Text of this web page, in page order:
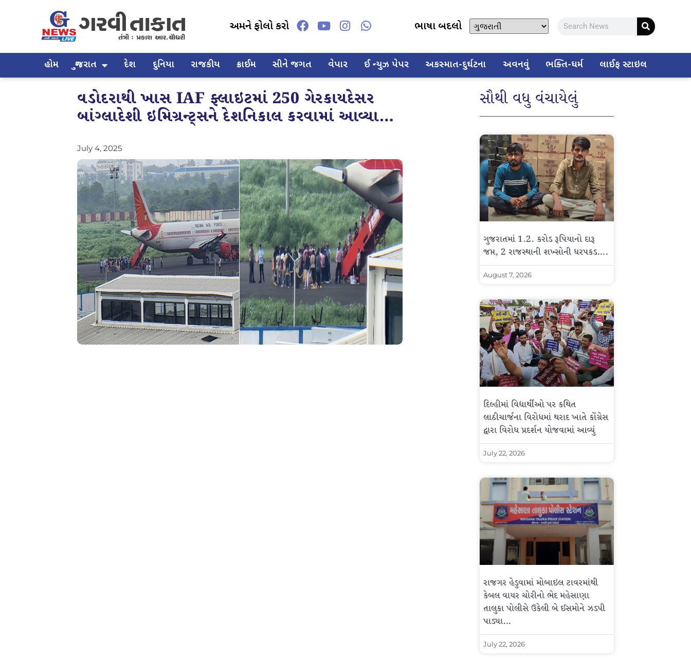
અમને ફોલો કરો ભાષા બદલો
હોમ ગુજરાત દેશ દુનિયા રાજકીય ક્રાઈમ સીને જગત વેપાર ઈ ન્યુઝ પેપર અકસ્માત-દુર્ઘટના અવનવું ભક્તિ-ધર્મ લાઈફ સ્ટાઇલ
વડોદરાથી ખાસ IAF ફ્લાઇટમાં 250 ગેરકાયદેસર
બાંગ્લાદેશી ઇમિગ્રન્ટ્સને દેશનિકાલ કરવામાં આવ્યા…
July 4, 2025
સૌથી વધુ વંચાયેલું
ગુજરાતમાં 1.2. કરોડ રૂપિયાનો દારૂ
જપ્ત, 2 રાજસ્થાની શખ્સોની ધરપકડ….
August 7, 2026
દિલ્હીમાં વિદ્યાર્થીઓ પર કથિત
લાઠીચાર્જના વિરોધમાં થરાદ ખાતે કોંગ્રેસ
દ્વારા વિરોધ પ્રદર્શન યોજવામાં આવ્યું
July 22, 2026
રાજગર હેડુવામાં મોબાઇલ ટાવરમાંથી
કેબલ વાયર ચોરીનો ભેદ મહેસાણા
તાલુકા પોલીસે ઉકેલી બે ઈસમોને ઝડપી
પાડ્યા…
July 22, 2026